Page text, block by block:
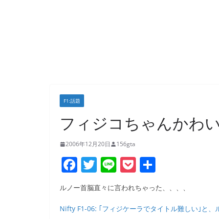
F1:話題
フィジコちゃんかわ
2006年12月20日 156gta
F
a
c
e
T
w
itt
er
Li
n
e
P
o
ck
et
有
ルノー首脳直々に言われちゃった、、、、
Nifty F1-06: ｢フィジケーラでタイトル難しい｣と、